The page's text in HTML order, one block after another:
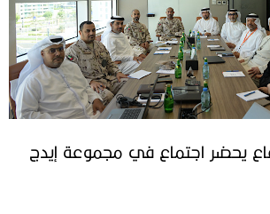
يحضر اجتماع في مجموعة إيدج